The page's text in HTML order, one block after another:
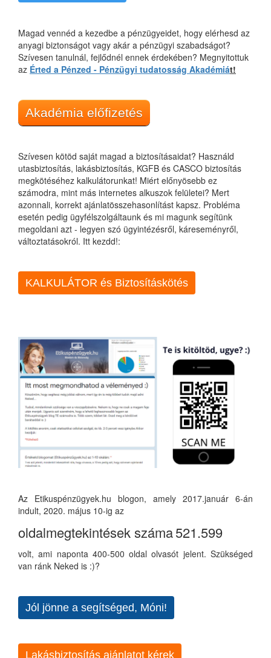
Magad vennéd a kezedbe a pénzügyeidet, hogy elérhesd az
anyagi biztonságot vagy akár a pénzügyi szabadságot?
Szívesen tanulnál, fejlődnél ennek érdekében? Megnyitottuk
az Érted a Pénzed - Pénzügyi tudatosság Akadémiát!
Akadémia előfizetés
Szívesen kötöd saját magad a biztosításaidat? Használd
utasbiztosítás, lakásbiztosítás, KGFB és CASCO biztosítás
megkötéséhez kalkulátorunkat! Miért előnyösebb ez
számodra, mint más internetes alkuszok felületei? Mert
azonnali, korrekt ajánlatösszehasonlítást kapsz. Probléma
esetén pedig ügyfélszolgáltaunk és mi magunk segítünk
megoldani azt - legyen szó ügyintézésről, káreseményről,
változtatásokról. Itt kezdd!:
KALKULÁTOR és Biztosításkötés
Az Etikuspénzügyek.hu blogon, amely 2017.január 6-án
indult, 2020. május 10-ig az
oldalmegtekintések száma521.599
volt, ami naponta 400-500 oldal olvasót jelent. Szükséged
van ránk Neked is :)?
Jól jönne a segítséged, Móni!
Lakásbiztosítás ajánlatot kérek